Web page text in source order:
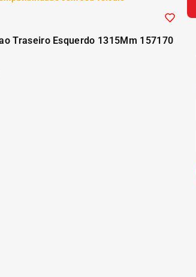
Traseiro Esquerdo 1315Mm 157170
Aro 13